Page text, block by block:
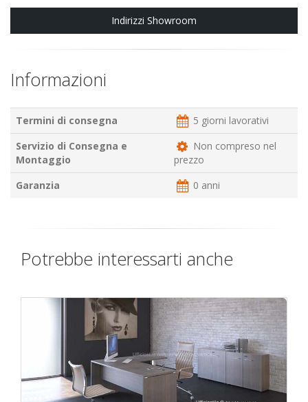
Indirizzi Showroom
Informazioni
Termini di consegna
5 giorni lavorativi
Servizio di Consegna e
Montaggio
Non compreso nel
prezzo
Garanzia
0 anni
Potrebbe interessarti anche